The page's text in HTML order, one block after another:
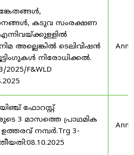
കടുവ സംരക്ഷണ
അല്ലെങ്കിൽ ടെലിവിഷൻ
നിരോധിക്കൽ.
2025/F&WLD
ഫോറസ്റ്റ്
3 മാസത്തെ പ്രാഥമിക
ഉത്തരവ് നമ്പർ.Trg 3-